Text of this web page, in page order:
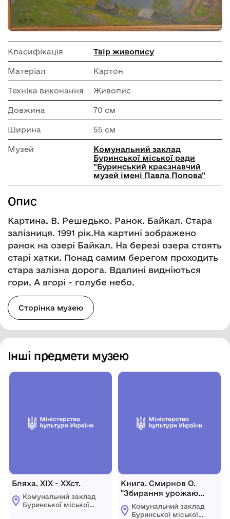
Класифікація Твір живопису
Матеріал Картон
Техніка виконання Живопис
Довжина 70 см
Ширина 55 см
Музей
Комунальний заклад
Буринської міської ради
"Буринський краєзнавчий
музей імені Павла Попова"
Опис
Картина. В. Решедько. Ранок. Байкал. Стара
залізниця. 1991 рік.На картині зображено
ранок на озері Байкал. На березі озера стоять
старі хатки. Понад самим берегом проходить
стара залізна дорога. Вдалині видніються
гори. А вгорі - голубе небо.
Сторінка музею
Інші предмети музею
Бляха. ХІХ - ХХст.
Комунальний заклад
Буринської міської
Книга. Смирнов О.
"Збирання урожаю
зернових культур",
1933рр.
Комунальний заклад
Буринської міської